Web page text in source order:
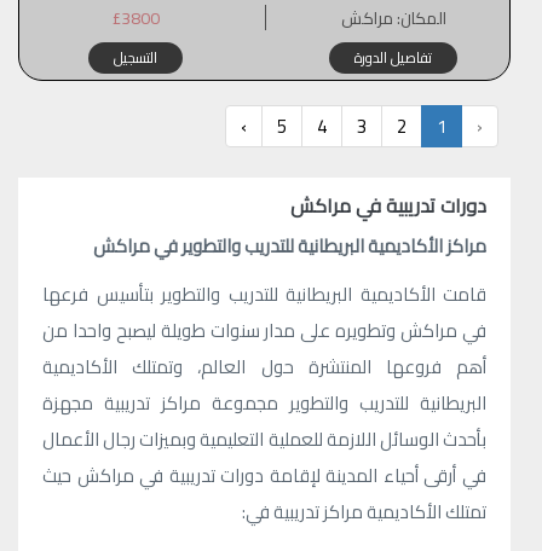
المكان:مراكش £3800
تفاصيل الدورة التسجيل
‹
1
2
3
4
5
›
دورات تدريبية في مراكش
مراكز الأكاديمية البريطانية للتدريب والتطوير في مراكش
قامت الأكاديمية البريطانية للتدريب والتطوير بتأسيس فرعها
في مراكش وتطويره على مدار سنوات طويلة ليصبح واحدا من
أهم فروعها المنتشرة حول العالم، وتمتلك الأكاديمية
البريطانية للتدريب والتطوير مجموعة مراكز تدريبية مجهزة
بأحدث الوسائل اللازمة للعملية التعليمية وبميزات رجال الأعمال
في أرقى أحياء المدينة لإقامة دورات تدريبية في مراكش حيث
تمتلك الأكاديمية مراكز تدريبية في: